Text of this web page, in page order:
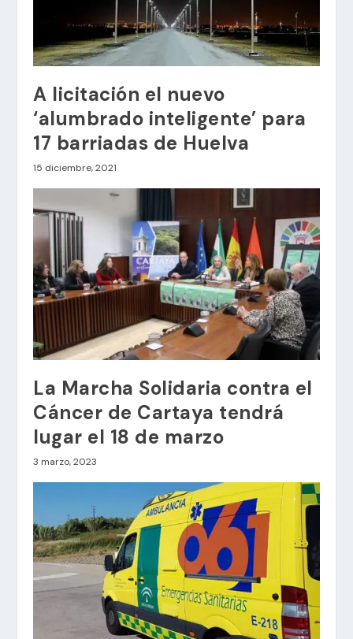
A licitación el nuevo
‘alumbrado inteligente’ para
17 barriadas de Huelva
15 diciembre, 2021
La Marcha Solidaria contra el
Cáncer de Cartaya tendrá
lugar el 18 de marzo
3 marzo, 2023